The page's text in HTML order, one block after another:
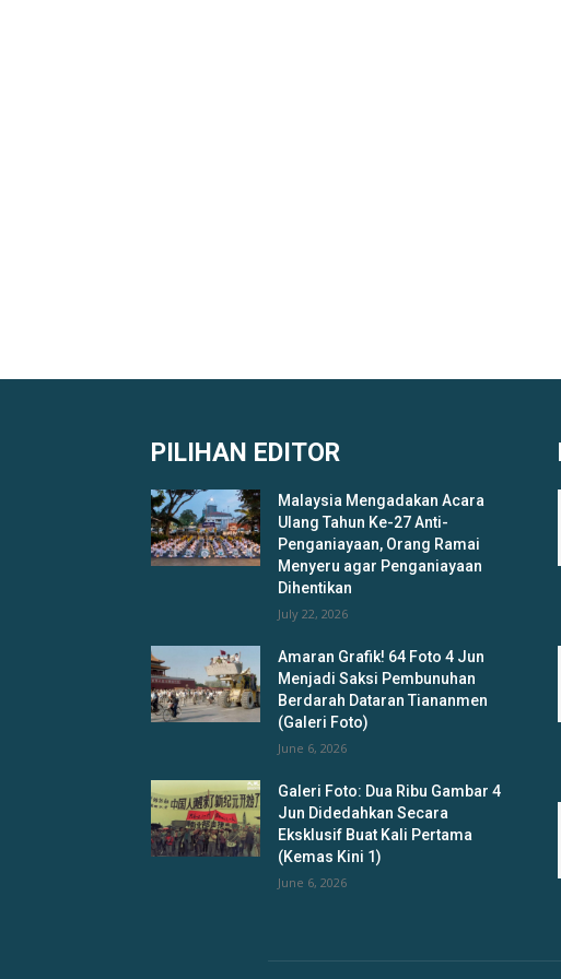
PILIHAN EDITOR
Malaysia Mengadakan Acara
Ulang Tahun Ke-27 Anti-
Penganiayaan, Orang Ramai
Menyeru agar Penganiayaan
Dihentikan
July 22, 2026
Amaran Grafik! 64 Foto 4 Jun
Menjadi Saksi Pembunuhan
Berdarah Dataran Tiananmen
(Galeri Foto)
June 6, 2026
Galeri Foto: Dua Ribu Gambar 4
Jun Didedahkan Secara
Eksklusif Buat Kali Pertama
(Kemas Kini 1)
June 6, 2026